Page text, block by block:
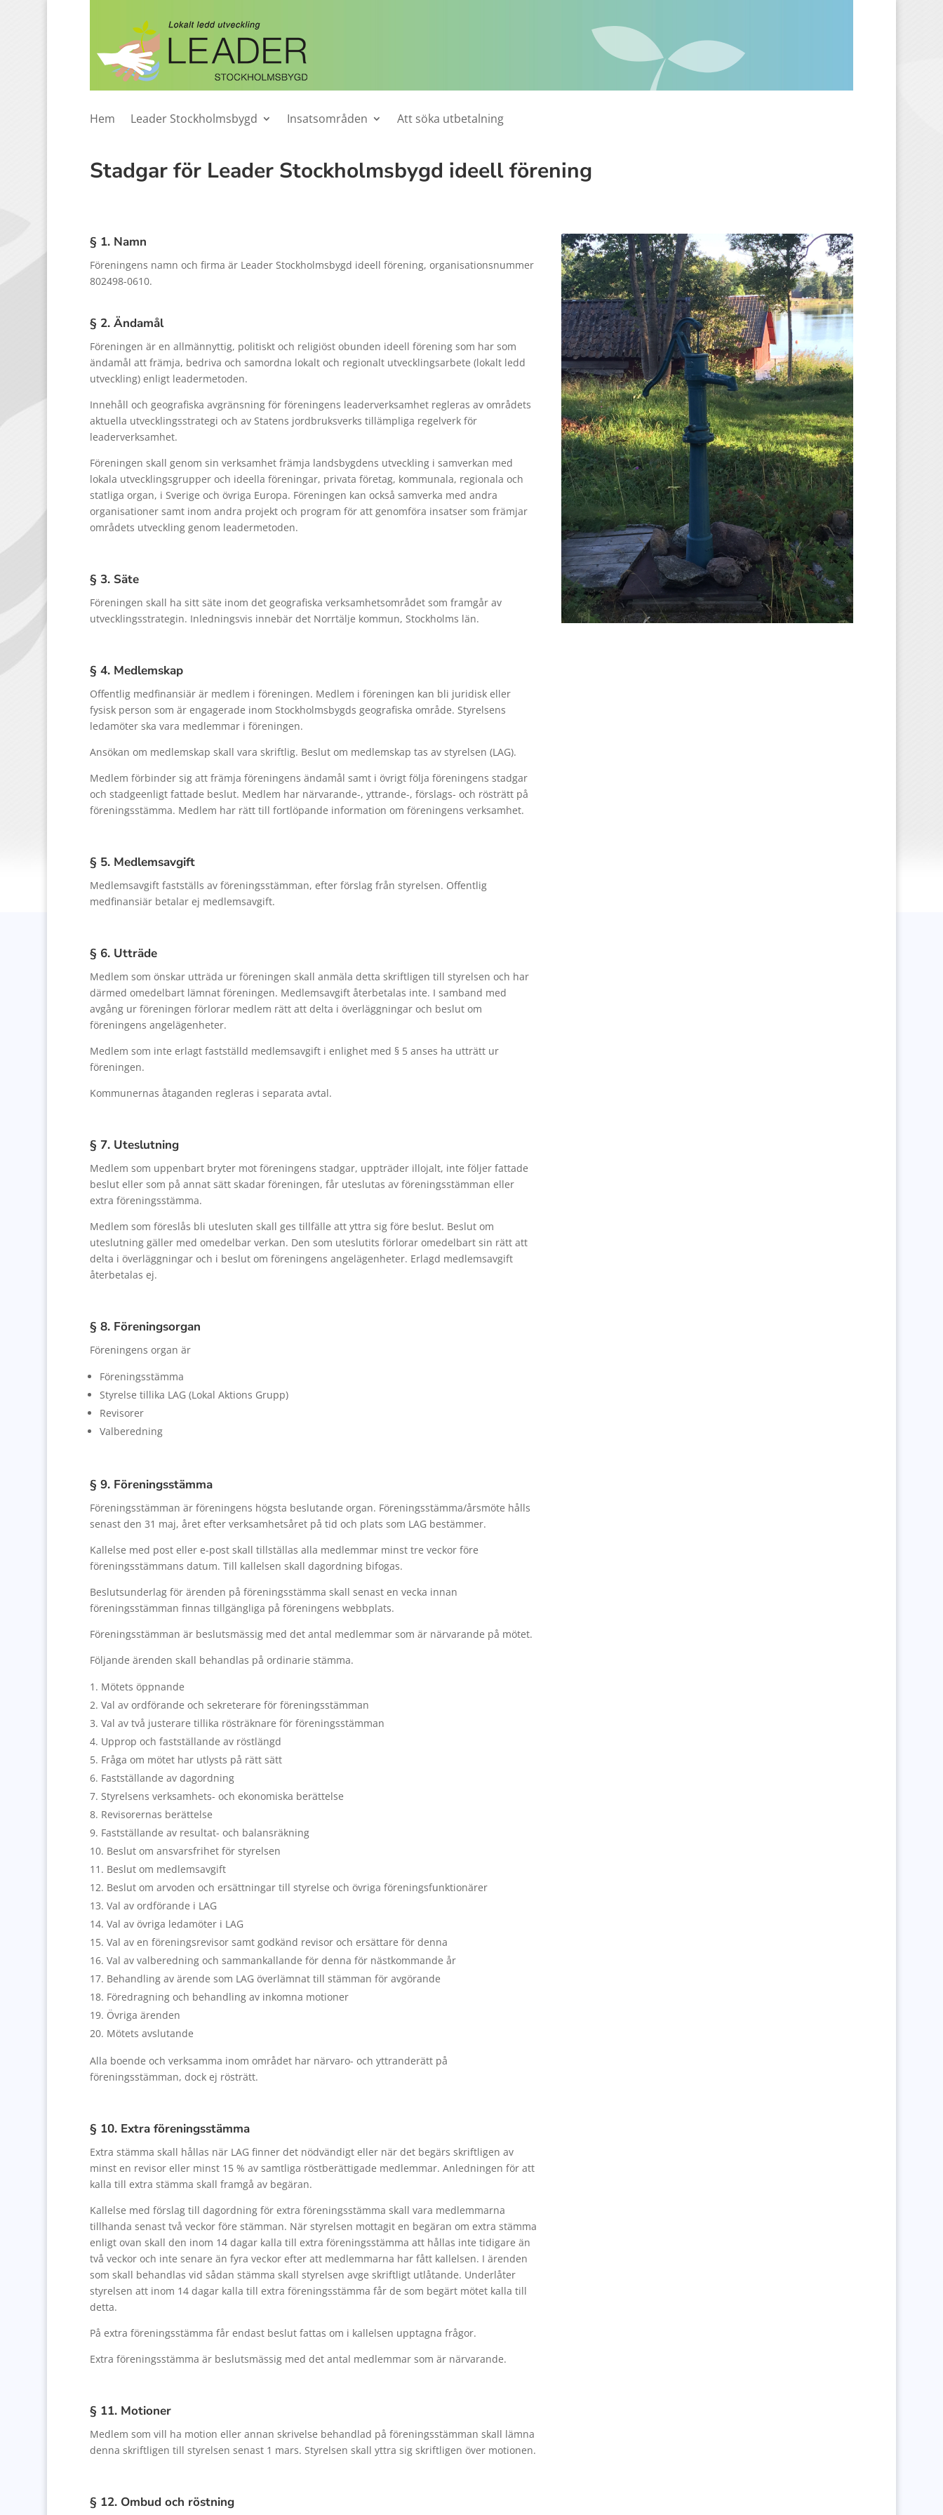
Hem Leader Stockholmsbygd Insatsområden Att söka utbetalning
Stadgar för Leader Stockholmsbygd ideell förening
§ 1. Namn
Föreningens namn och firma är Leader Stockholmsbygd ideell förening, organisationsnummer
802498-0610.
§ 2. Ändamål
Föreningen är en allmännyttig, politiskt och religiöst obunden ideell förening som har som
ändamål att främja, bedriva och samordna lokalt och regionalt utvecklingsarbete (lokalt ledd
utveckling) enligt leadermetoden.
Innehåll och geografiska avgränsning för föreningens leaderverksamhet regleras av områdets
aktuella utvecklingsstrategi och av Statens jordbruksverks tillämpliga regelverk för
leaderverksamhet.
Föreningen skall genom sin verksamhet främja landsbygdens utveckling i samverkan med
lokala utvecklingsgrupper och ideella föreningar, privata företag, kommunala, regionala och
statliga organ, i Sverige och övriga Europa. Föreningen kan också samverka med andra
organisationer samt inom andra projekt och program för att genomföra insatser som främjar
områdets utveckling genom leadermetoden.
§ 3. Säte
Föreningen skall ha sitt säte inom det geografiska verksamhetsområdet som framgår av
utvecklingsstrategin. Inledningsvis innebär det Norrtälje kommun, Stockholms län.
§ 4. Medlemskap
Offentlig medfinansiär är medlem i föreningen. Medlem i föreningen kan bli juridisk eller
fysisk person som är engagerade inom Stockholmsbygds geografiska område. Styrelsens
ledamöter ska vara medlemmar i föreningen.
Ansökan om medlemskap skall vara skriftlig. Beslut om medlemskap tas av styrelsen (LAG).
Medlem förbinder sig att främja föreningens ändamål samt i övrigt följa föreningens stadgar
och stadgeenligt fattade beslut. Medlem har närvarande-, yttrande-, förslags- och rösträtt på
föreningsstämma. Medlem har rätt till fortlöpande information om föreningens verksamhet.
§ 5. Medlemsavgift
Medlemsavgift fastställs av föreningsstämman, efter förslag från styrelsen. Offentlig
medfinansiär betalar ej medlemsavgift.
§ 6. Utträde
Medlem som önskar utträda ur föreningen skall anmäla detta skriftligen till styrelsen och har
därmed omedelbart lämnat föreningen. Medlemsavgift återbetalas inte. I samband med
avgång ur föreningen förlorar medlem rätt att delta i överläggningar och beslut om
föreningens angelägenheter.
Medlem som inte erlagt fastställd medlemsavgift i enlighet med § 5 anses ha utträtt ur
föreningen.
Kommunernas åtaganden regleras i separata avtal.
§ 7. Uteslutning
Medlem som uppenbart bryter mot föreningens stadgar, uppträder illojalt, inte följer fattade
beslut eller som på annat sätt skadar föreningen, får uteslutas av föreningsstämman eller
extra föreningsstämma.
Medlem som föreslås bli utesluten skall ges tillfälle att yttra sig före beslut. Beslut om
uteslutning gäller med omedelbar verkan. Den som uteslutits förlorar omedelbart sin rätt att
delta i överläggningar och i beslut om föreningens angelägenheter. Erlagd medlemsavgift
återbetalas ej.
§ 8. Föreningsorgan
Föreningens organ är
Föreningsstämma
Styrelse tillika LAG (Lokal Aktions Grupp)
Revisorer
Valberedning
§ 9. Föreningsstämma
Föreningsstämman är föreningens högsta beslutande organ. Föreningsstämma/årsmöte hålls
senast den 31 maj, året efter verksamhetsåret på tid och plats som LAG bestämmer.
Kallelse med post eller e-post skall tillställas alla medlemmar minst tre veckor före
föreningsstämmans datum. Till kallelsen skall dagordning bifogas.
Beslutsunderlag för ärenden på föreningsstämma skall senast en vecka innan
föreningsstämman finnas tillgängliga på föreningens webbplats.
Föreningsstämman är beslutsmässig med det antal medlemmar som är närvarande på mötet.
Följande ärenden skall behandlas på ordinarie stämma.
Mötets öppnande
Val av ordförande och sekreterare för föreningsstämman
Val av två justerare tillika rösträknare för föreningsstämman
Upprop och fastställande av röstlängd
Fråga om mötet har utlysts på rätt sätt
Fastställande av dagordning
Styrelsens verksamhets- och ekonomiska berättelse
Revisorernas berättelse
Fastställande av resultat- och balansräkning
Beslut om ansvarsfrihet för styrelsen
Beslut om medlemsavgift
Beslut om arvoden och ersättningar till styrelse och övriga föreningsfunktionärer
Val av ordförande i LAG
Val av övriga ledamöter i LAG
Val av en föreningsrevisor samt godkänd revisor och ersättare för denna
Val av valberedning och sammankallande för denna för nästkommande år
Behandling av ärende som LAG överlämnat till stämman för avgörande
Föredragning och behandling av inkomna motioner
Övriga ärenden
Mötets avslutande
Alla boende och verksamma inom området har närvaro- och yttranderätt på
föreningsstämman, dock ej rösträtt.
§ 10. Extra föreningsstämma
Extra stämma skall hållas när LAG finner det nödvändigt eller när det begärs skriftligen av
minst en revisor eller minst 15 % av samtliga röstberättigade medlemmar. Anledningen för att
kalla till extra stämma skall framgå av begäran.
Kallelse med förslag till dagordning för extra föreningsstämma skall vara medlemmarna
tillhanda senast två veckor före stämman. När styrelsen mottagit en begäran om extra stämma
enligt ovan skall den inom 14 dagar kalla till extra föreningsstämma att hållas inte tidigare än
två veckor och inte senare än fyra veckor efter att medlemmarna har fått kallelsen. I ärenden
som skall behandlas vid sådan stämma skall styrelsen avge skriftligt utlåtande. Underlåter
styrelsen att inom 14 dagar kalla till extra föreningsstämma får de som begärt mötet kalla till
detta.
På extra föreningsstämma får endast beslut fattas om i kallelsen upptagna frågor.
Extra föreningsstämma är beslutsmässig med det antal medlemmar som är närvarande.
§ 11. Motioner
Medlem som vill ha motion eller annan skrivelse behandlad på föreningsstämman skall lämna
denna skriftligen till styrelsen senast 1 mars. Styrelsen skall yttra sig skriftligen över motionen.
§ 12. Ombud och röstning